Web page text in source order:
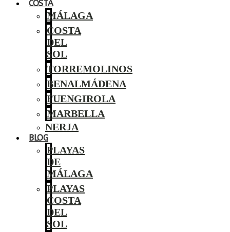
COSTA
MÁLAGA
COSTA
DEL
SOL
TORREMOLINOS
BENALMÁDENA
FUENGIROLA
MARBELLA
NERJA
BLOG
PLAYAS
DE
MÁLAGA
PLAYAS
COSTA
DEL
SOL